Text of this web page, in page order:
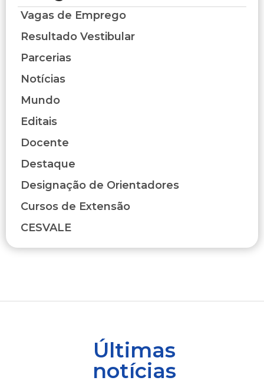
Vagas de Emprego
Resultado Vestibular
Parcerias
Notícias
Mundo
Editais
Docente
Destaque
Designação de Orientadores
Cursos de Extensão
CESVALE
Últimas
notícias